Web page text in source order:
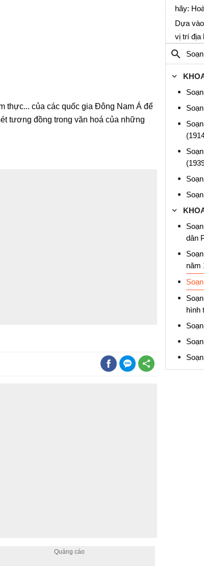
thực... của các quốc gia Đông Nam Á để
tương đồng trong văn hoá của những
hãy:
mẫu
có
nào.
đồng
hưởng
ở đây
Dựa
vị trí địa
miền
Bộ
dân
năm
hình